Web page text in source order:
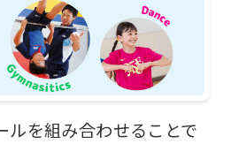
ルを組み合わせることで